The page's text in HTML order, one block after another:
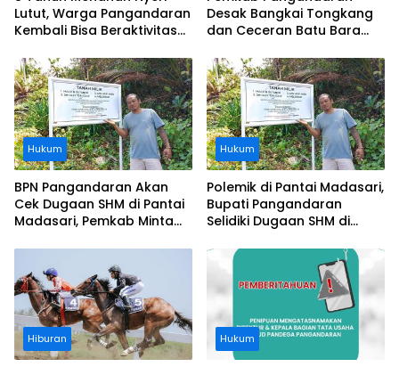
Lutut, Warga Pangandaran
Kembali Bisa Beraktivitas
Ditanggung BPJS
Desak Bangkai Tongkang
dan Ceceran Batu Bara
Buruknya Koordinasi
Perusahaan
Hukum
BPN Pangandaran Akan
Cek Dugaan SHM di Pantai
Madasari, Pemkab Minta
Hukum
Polemik di Pantai Madasari,
Bupati Pangandaran
Selidiki Dugaan SHM di
Pantai
Hiburan Hukum